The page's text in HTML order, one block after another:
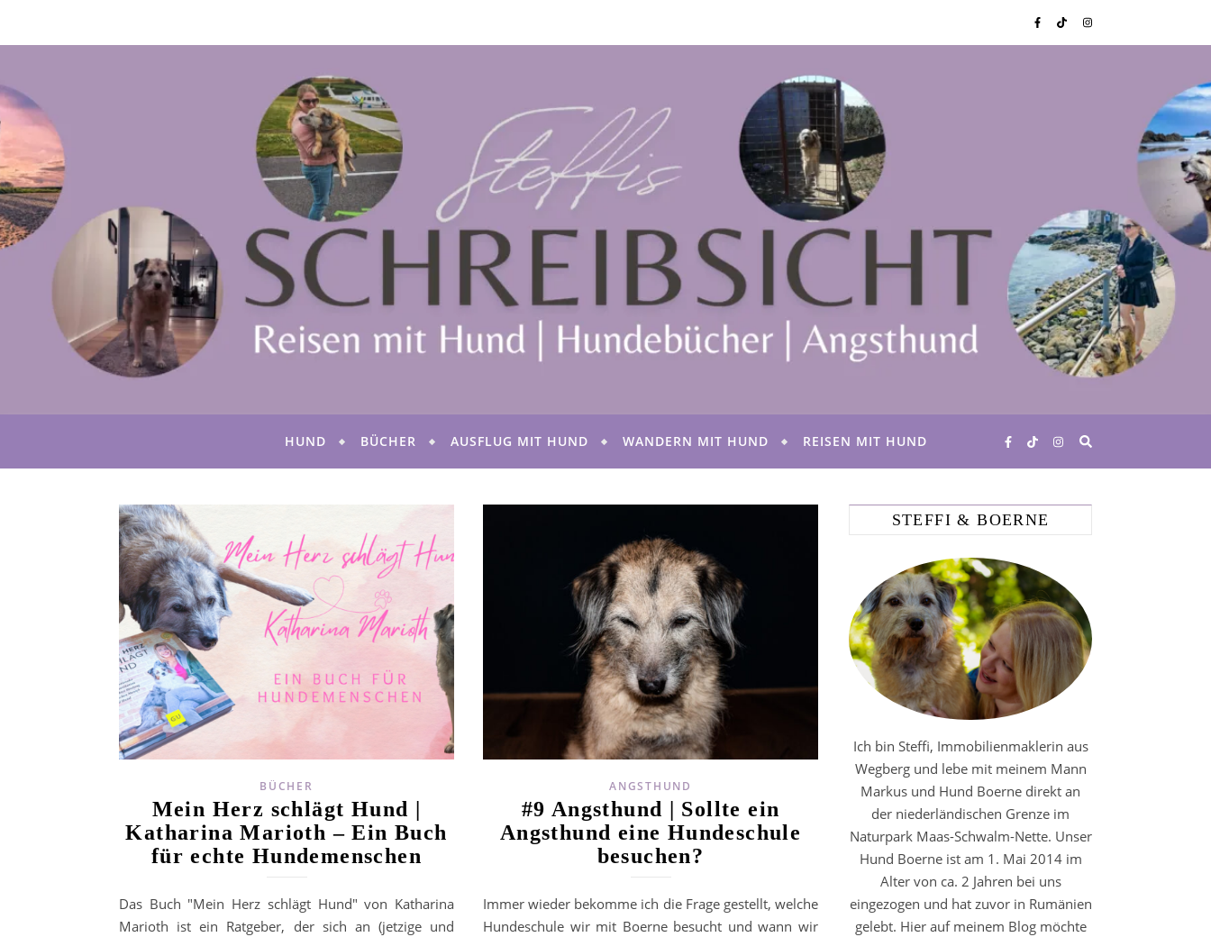
HUND BÜCHER AUSFLUG MIT HUND WANDERN MIT HUND REISEN MIT HUND
BÜCHER
Mein Herz schlägt Hund |
Katharina Marioth – Ein Buch
für echte Hundemenschen
Das Buch "Mein Herz schlägt Hund" von Katharina
Marioth ist ein Ratgeber, der sich an (jetzige und
ANGSTHUND
#9 Angsthund | Sollte ein
Angsthund eine Hundeschule
besuchen?
Immer wieder bekomme ich die Frage gestellt, welche
Hundeschule wir mit Boerne besucht und wann wir
STEFFI & BOERNE
Ich bin Steffi, Immobilienmaklerin aus
Wegberg und lebe mit meinem Mann
Markus und Hund Boerne direkt an
der niederländischen Grenze im
Naturpark Maas-Schwalm-Nette. Unser
Hund Boerne ist am 1. Mai 2014 im
Alter von ca. 2 Jahren bei uns
eingezogen und hat zuvor in Rumänien
gelebt. Hier auf meinem Blog möchte